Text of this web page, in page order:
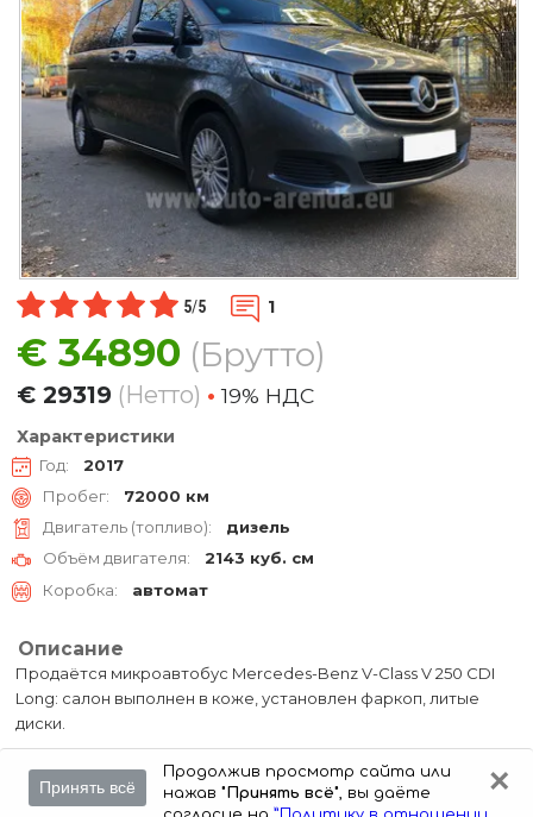
5/5 1
€ 34890 (Брутто)
€ 29319 (Нетто) • 19% НДC
Характеристики
Год:
2017
Пробег:
72000 км
Двигатель (топливо):
дизель
Объём двигателя:
2143 куб. см
Коробка:
автомат
Описание
Продаётся микроавтобус Mercedes-Benz V-Class V 250 CDI
Long: салон выполнен в коже, установлен фаркоп, литые
диски.
×
Принять всё
Продолжив просмотр сайта или
нажав "Принять всё", вы даёте